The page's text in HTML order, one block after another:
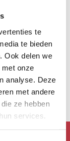
te
te bieden
Ook delen we
onze
analyse. Deze
met andere
ze hebben
services.
proberen?
gevuld.